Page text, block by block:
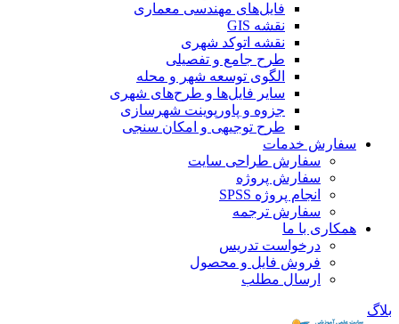
فایل‌های مهندسی معماری
نقشه GIS
نقشه اتوکد شهری
طرح جامع و تفصیلی
الگوی توسعه شهر و محله
سایر فایل‌ها و طرح‌های شهری
جزوه و پاورپوینت شهرسازی
طرح توجیهی و امکان سنجی
سفارش خدمات
سفارش طراحی سایت
سفارش پروژه
انجام پروژه SPSS
سفارش ترجمه
همکاری با ما
درخواست تدریس
فروش فایل و محصول
ارسال مطلب